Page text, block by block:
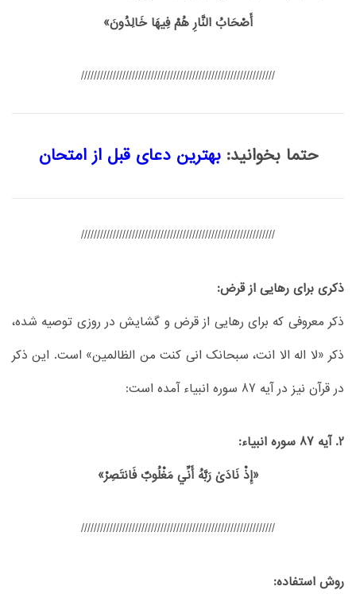
أَصْحَابُ النَّارِ هُمْ فِيهَا خَالِدُونَ»
/////////////////////////////////////////////////////////////
حتما بخوانید:بهترین دعای قبل از امتحان
/////////////////////////////////////////////////////////////
ذکری برای رهایی از قرض:
ذکر معروفی که برای رهایی از قرض و گشایش در روزی توصیه شده،
ذکر «لا اله الا انت، سبحانک انی کنت من الظالمین» است. این ذکر
در قرآن نیز در آیه 87 سوره انبیاء آمده است:
2. آیه 87 سوره انبیاء:
«إِذْ نَادَىٰ رَبَّهُ أَنِّي مَغْلُوبٌ فَانتَصِرْ»
/////////////////////////////////////////////////////////////
روش استفاده: